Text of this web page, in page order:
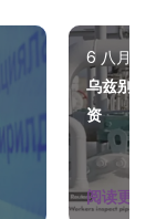
6 八月
乌兹别克
资
阅读更多